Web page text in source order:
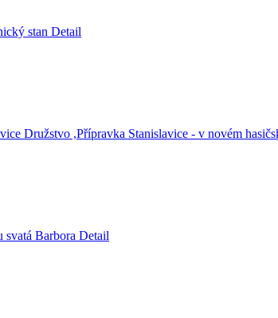
stan Detail
Družstvo ,Přípravka Stanislavice - v novém
svatá Barbora Detail